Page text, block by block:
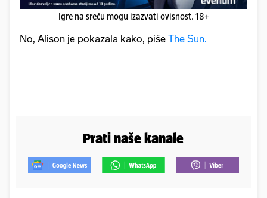
Igre na sreću mogu izazvati ovisnost. 18+
No, Alison je pokazala kako, piše The Sun.
Prati naše kanale